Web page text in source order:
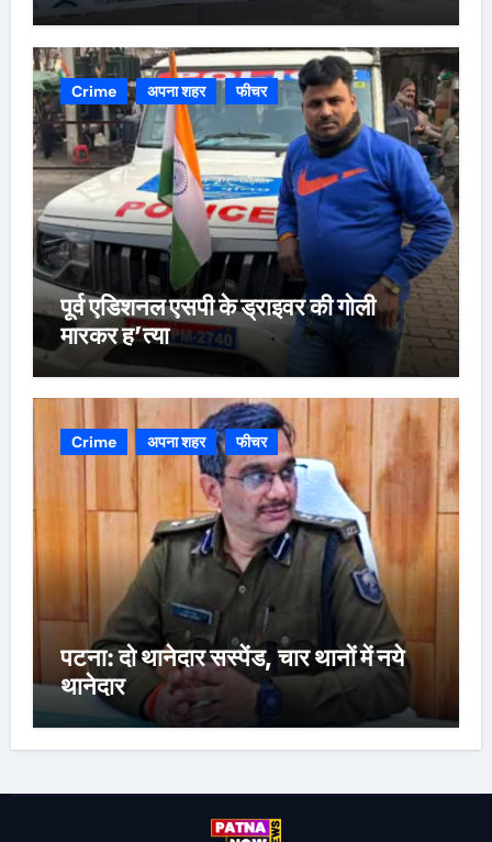
Crime अपना शहर फीचर
पूर्व एडिशनल एसपी के ड्राइवर की गोली
मारकर ह’त्या
Crime अपना शहर फीचर
पटना: दो थानेदार सस्पेंड, चार थानों में नये
थानेदार